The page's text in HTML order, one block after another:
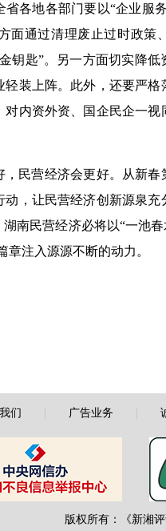
各地各部门要以“企业服
面通过清理废止过时政策
钥匙”。另一方面切实降低
装上阵。此外，还要严
内资外资、国企民企一
民营经济会更好。从新
，让民营经济创新源泉充
南民营经济必将以“一池
章注入源源不断的动力。
们 广告业务
版权所有：《新湘